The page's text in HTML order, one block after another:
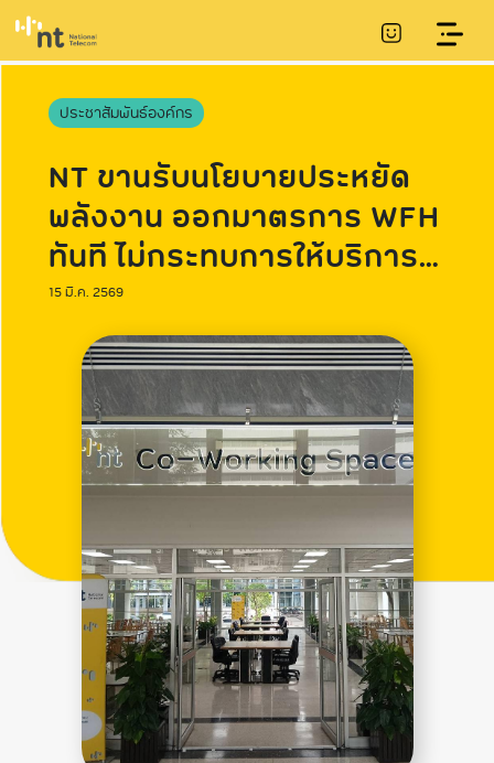
ประชาสัมพันธ์องค์กร
NT ขานรับนโยบายประหยัด
พลังงาน ออกมาตรการ WFH
ทันที ไม่กระทบการให้บริการ
ลูกค้า
15 มี.ค. 2569